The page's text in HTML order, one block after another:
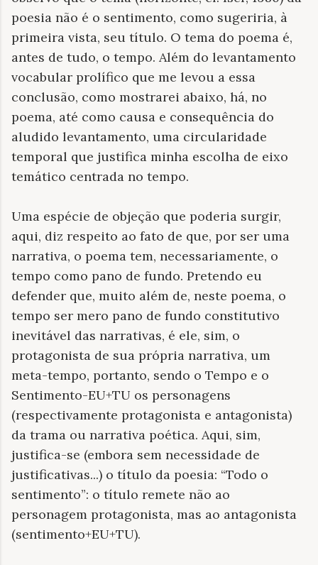
poesia não é o sentimento, como sugeriria, à
primeira vista, seu título. O tema do poema é,
antes de tudo, o tempo. Além do levantamento
vocabular prolífico que me levou a essa
conclusão, como mostrarei abaixo, há, no
poema, até como causa e consequência do
aludido levantamento, uma circularidade
temporal que justifica minha escolha de eixo
temático centrada no tempo.
Uma espécie de objeção que poderia surgir,
aqui, diz respeito ao fato de que, por ser uma
narrativa, o poema tem, necessariamente, o
tempo como pano de fundo. Pretendo eu
defender que, muito além de, neste poema, o
tempo ser mero pano de fundo constitutivo
inevitável das narrativas, é ele, sim, o
protagonista de sua própria narrativa, um
meta-tempo, portanto, sendo o Tempo e o
Sentimento-EU+TU os personagens
(respectivamente protagonista e antagonista)
da trama ou narrativa poética. Aqui, sim,
justifica-se (embora sem necessidade de
justificativas...) o título da poesia: “Todo o
sentimento”: o título remete não ao
personagem protagonista, mas ao antagonista
(sentimento+EU+TU).